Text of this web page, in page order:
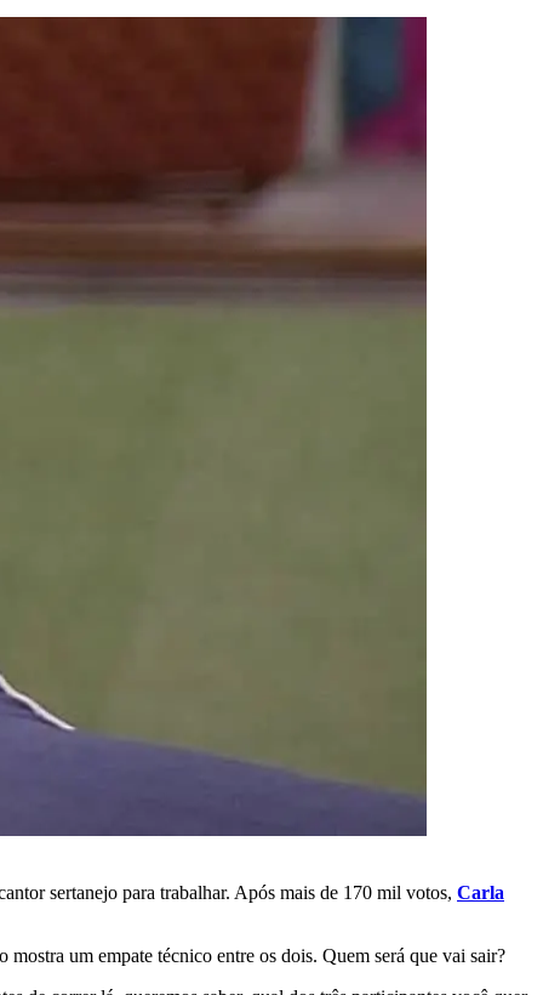
sertanejo para trabalhar. Após mais de 170 mil votos, Carla
um empate técnico entre os dois. Quem será que vai sair?